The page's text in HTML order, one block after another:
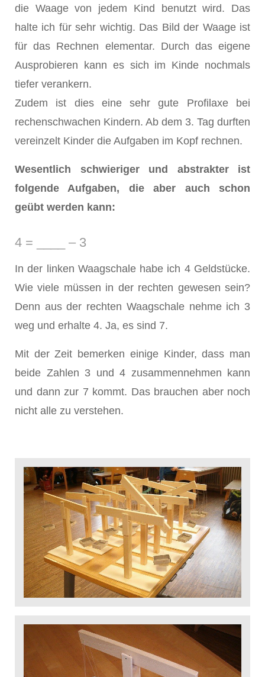
die Waage von jedem Kind benutzt wird. Das
halte ich für sehr wichtig. Das Bild der Waage ist
für das Rechnen elementar. Durch das eigene
Ausprobieren kann es sich im Kinde nochmals
tiefer verankern.
Zudem ist dies eine sehr gute Profilaxe bei
rechenschwachen Kindern. Ab dem 3. Tag durften
vereinzelt Kinder die Aufgaben im Kopf rechnen.
Wesentlich schwieriger und abstrakter ist
folgende Aufgaben, die aber auch schon
geübt werden kann:
4 = ____ – 3
In der linken Waagschale habe ich 4 Geldstücke.
Wie viele müssen in der rechten gewesen sein?
Denn aus der rechten Waagschale nehme ich 3
weg und erhalte 4. Ja, es sind 7.
Mit der Zeit bemerken einige Kinder, dass man
beide Zahlen 3 und 4 zusammennehmen kann
und dann zur 7 kommt. Das brauchen aber noch
nicht alle zu verstehen.